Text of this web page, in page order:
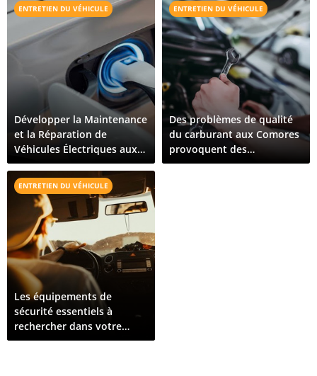
ENTRETIEN DU VÉHICULE
Développer la Maintenance
et la Réparation de
Véhicules Électriques aux
Comores : Ce Qu'il Faut
Pour Croître
ENTRETIEN DU VÉHICULE
Des problèmes de qualité
du carburant aux Comores
provoquent des
dysfonctionnements de
ENTRETIEN DU VÉHICULE
Les équipements de
sécurité essentiels à
rechercher dans votre
prochain véhicule